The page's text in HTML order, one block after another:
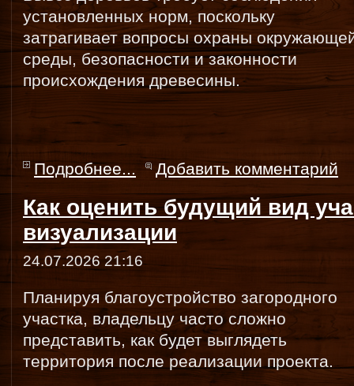
установленных норм, поскольку
затрагивает вопросы охраны
среды, безопасности и законности
происхождения древесины.
Подробнее... Добавить комментарий
Как оценить будущий вид
визуализации
24.07.2026 21:16
Планируя благоустройство загородного
участка, владельцу часто сложно
представить, как будет выглядеть
территория после реализации проекта.